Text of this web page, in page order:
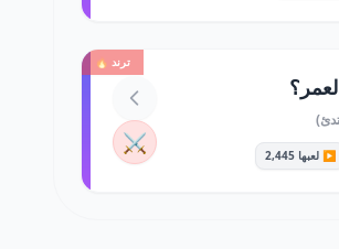
ترند 🔥
▶️ لعبها 2,445 ⚔️